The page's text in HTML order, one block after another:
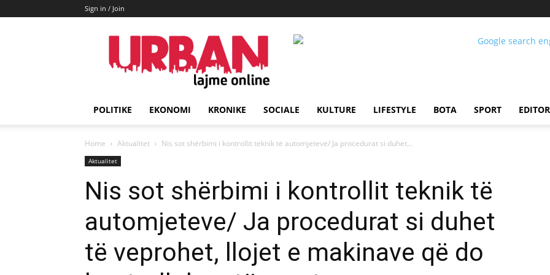
Sign in / Join
URBAN
Lajme
POLITIKE EKONOMI KRONIKE SOCIALE KULTURE LIFESTYLE BOTA SPORT
Home Aktualitet Nis sot shërbimi i kontrollit teknik të automjeteve/ Ja procedurat si duhet...
Aktualitet
Nis sot shërbimi i kontrollit teknik të
automjeteve/ Ja procedurat si duhet
të veprohet, llojet e makinave që do